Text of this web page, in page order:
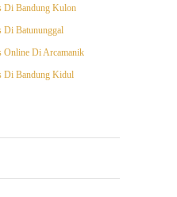
Di Bandung Kulon
Di Batununggal
Online Di Arcamanik
Di Bandung Kidul